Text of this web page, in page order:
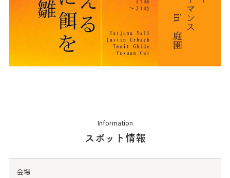
Information
スポット情報
会場